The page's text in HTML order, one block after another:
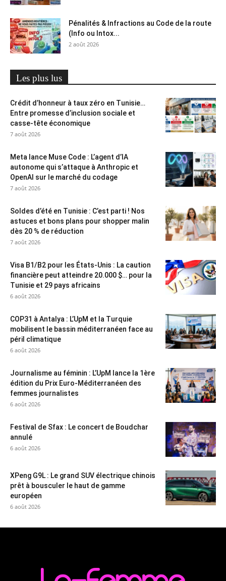
Pénalités & Infractions au Code de la route
(Info ou Intox...
2 août 2026
Les plus lus
Crédit d’honneur à taux zéro en Tunisie…
Entre promesse d’inclusion sociale et
casse-tête économique
7 août 2026
Meta lance Muse Code : L’agent d’IA
autonome qui s’attaque à Anthropic et
OpenAI sur le marché du codage
7 août 2026
Soldes d’été en Tunisie : C’est parti ! Nos
astuces et bons plans pour shopper malin
dès 20 % de réduction
7 août 2026
Visa B1/B2 pour les États-Unis : La caution
financière peut atteindre 20.000 $… pour la
Tunisie et 29 pays africains
6 août 2026
COP31 à Antalya : L’UpM et la Turquie
mobilisent le bassin méditerranéen face au
péril climatique
6 août 2026
Journalisme au féminin : L’UpM lance la 1ère
édition du Prix Euro-Méditerranéen des
femmes journalistes
6 août 2026
Festival de Sfax : Le concert de Boudchar
annulé
6 août 2026
XPeng G9L : Le grand SUV électrique chinois
prêt à bousculer le haut de gamme
européen
6 août 2026